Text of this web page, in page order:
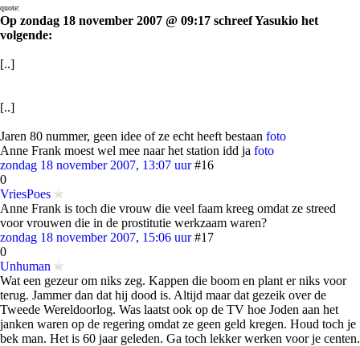
quote:
Op zondag 18 november 2007 @ 09:17 schreef Yasukio het
volgende:
[..]
[..]
Jaren 80 nummer, geen idee of ze echt heeft bestaan foto
Anne Frank moest wel mee naar het station idd ja foto
zondag 18 november 2007, 13:07 uur #16
0
VriesPoes
Anne Frank is toch die vrouw die veel faam kreeg omdat ze streed
voor vrouwen die in de prostitutie werkzaam waren?
zondag 18 november 2007, 15:06 uur #17
0
Unhuman
Wat een gezeur om niks zeg. Kappen die boom en plant er niks voor
terug. Jammer dan dat hij dood is. Altijd maar dat gezeik over de
Tweede Wereldoorlog. Was laatst ook op de TV hoe Joden aan het
janken waren op de regering omdat ze geen geld kregen. Houd toch je
bek man. Het is 60 jaar geleden. Ga toch lekker werken voor je centen.